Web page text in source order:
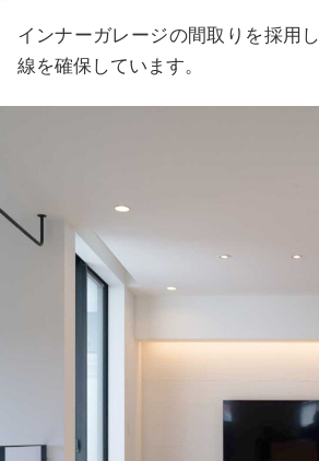
インナーガレージの間取りを採用
線を確保しています。